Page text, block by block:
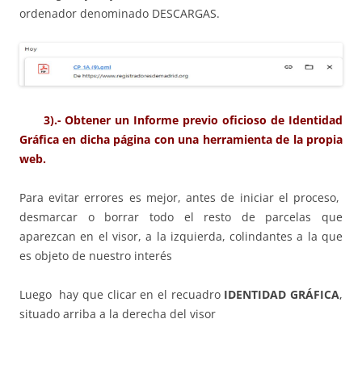
ordenador denominado DESCARGAS.
3).- Obtener un Informe previo oficioso de Identidad
Gráfica en dicha página con una herramienta de la propia
web.
Para evitar errores es mejor, antes de iniciar el proceso,
desmarcar o borrar todo el resto de parcelas que
aparezcan en el visor, a la izquierda, colindantes a la que
es objeto de nuestro interés
Luego hay que clicar en el recuadro IDENTIDAD GRÁFICA,
situado arriba a la derecha del visor